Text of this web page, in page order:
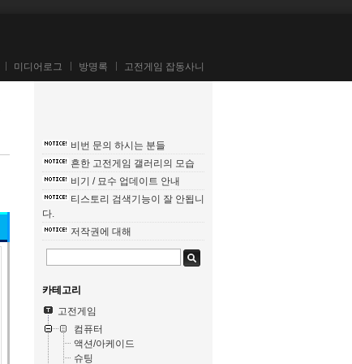
미디어로그 방명록 고전게임 잡동사니
비번 문의 하시는 분들
흔한 고전게임 갤러리의 모습
비기 / 묘수 업데이트 안내
티스토리 검색기능이 잘 안됩니
다.
저작권에 대해
카테고리
고전게임
컴퓨터
액션/아케이드
슈팅